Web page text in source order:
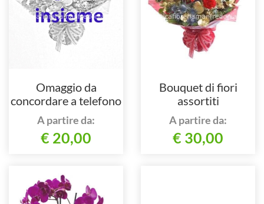
Omaggio da
concordare a telefono
al nostro numero
A partire da:
€ 20,00
Bouquet di fiori
assortiti
A partire da:
€ 30,00